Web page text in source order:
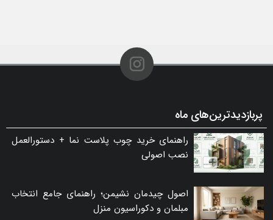
پربازدیدترین‌های ماه
راهنمای خرید چوب پلاست نما + دستورالعمل
نصب اصولی
اصول چیدمان نشیمن؛ راهنمای جامع انتخاب
مبلمان و دکوراسیون منزل